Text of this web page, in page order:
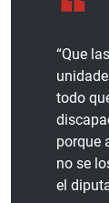
“Que
todo
porque
no se
el